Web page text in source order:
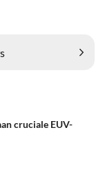
cruciale EUV-